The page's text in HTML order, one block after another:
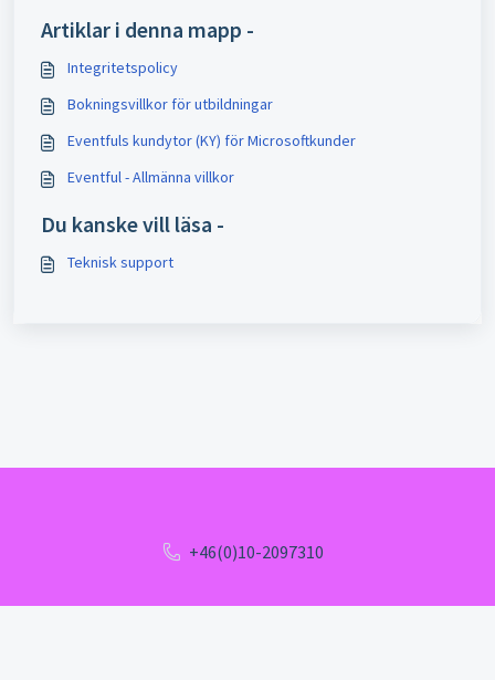
Artiklar i denna mapp -
Integritetspolicy
Bokningsvillkor för utbildningar
Eventfuls kundytor (KY) för Microsoftkunder
Eventful - Allmänna villkor
Du kanske vill läsa -
Teknisk support
+46(0)10-2097310